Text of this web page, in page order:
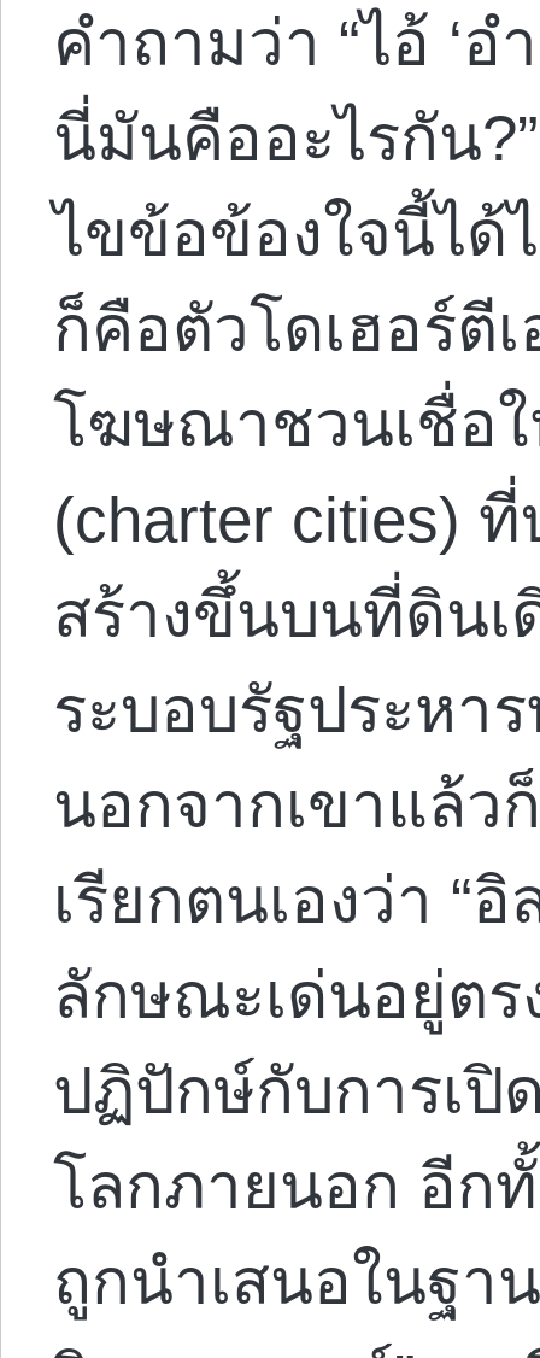
คำถามว่า “ไอ้ ‘
นี่มันคืออะไรกัน
ไขข้อข้องใจนี้ไ
ก็คือตัวโดเฮอร์ตี
โฆษณาชวนเชื่อใ
(charter cities)
สร้างขึ้นบนที่ดิน
ระบอบรัฐประหา
นอกจากเขาแล้ว
เรียกตนเองว่า “
ลักษณะเด่นอยู่ตร
ปฏิปักษ์กับการเปิ
โลกภายนอก อีกทั้
ถูกนำเสนอในฐา